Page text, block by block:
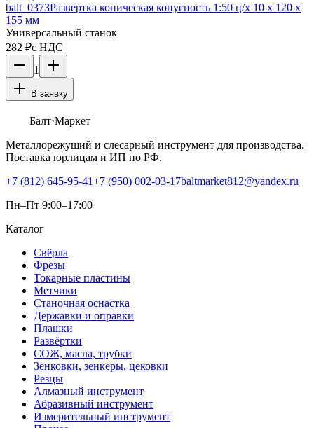
balt_0373Развертка коническая конусность 1:50 ц/х 10 х 120 х
155 мм
Универсальный станок
282 ₽с НДС
1
В заявку
Балт·Маркет
Металлорежущий и слесарный инструмент для производства.
Поставка юрлицам и ИП по РФ.
+7 (812) 645-95-41+7 (950) 002-03-17baltmarket812@yandex.ru
Пн–Пт 9:00–17:00
Каталог
Свёрла
Фрезы
Токарные пластины
Метчики
Станочная оснастка
Державки и оправки
Плашки
Развёртки
СОЖ, масла, трубки
Зенковки, зенкеры, цековки
Резцы
Алмазный инструмент
Абразивный инструмент
Измерительный инструмент